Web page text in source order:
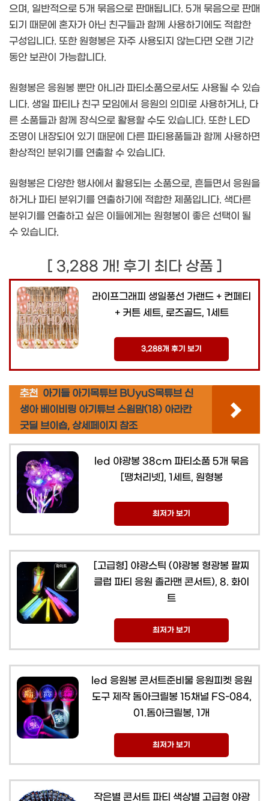
으며, 일반적으로 5개 묶음으로 판매됩니다. 5개 묶음으로 판매
되기 때문에 혼자가 아닌 친구들과 함께 사용하기에도 적합한
구성입니다. 또한 원형봉은 자주 사용되지 않는다면 오랜 기간
동안 보관이 가능합니다.
원형봉은 응원봉 뿐만 아니라 파티소품으로서도 사용될 수 있습
니다. 생일 파티나 친구 모임에서 응원의 의미로 사용하거나, 다
른 소품들과 함께 장식으로 활용할 수도 있습니다. 또한 LED
조명이 내장되어 있기 때문에 다른 파티용품들과 함께 사용하면
환상적인 분위기를 연출할 수 있습니다.
원형봉은 다양한 행사에서 활용되는 소품으로, 흔들면서 응원을
하거나 파티 분위기를 연출하기에 적합한 제품입니다. 색다른
분위기를 연출하고 싶은 이들에게는 원형봉이 좋은 선택이 될
수 있습니다.
[ 3,288 개! 후기 최다 상품 ]
라이프그래피 생일풍선 가랜드 + 컨페티
+ 커튼 세트, 로즈골드, 1세트
3,288개 후기 보기
추천 아기들 아기목튜브 BUyuS목튜브 신
생아 베이비링 아기튜브 스윔맘(18) 아라칸
굿딜 브이숍, 상세페이지 참조
led 야광봉 38cm 파티소품 5개 묶음
[땡처리넷], 1세트, 원형봉
최저가 보기
[고급형] 야광스틱 (야광봉 형광봉 팔찌
클럽 파티 응원 졸라맨 콘서트), 8. 화이
트
최저가 보기
led 응원봉 콘서트준비물 응원피켓 응원
도구 제작 돔아크릴봉 15채널 FS-084,
01.돔아크릴봉, 1개
최저가 보기
작은별 콘서트 파티 색상별 고급형 야광